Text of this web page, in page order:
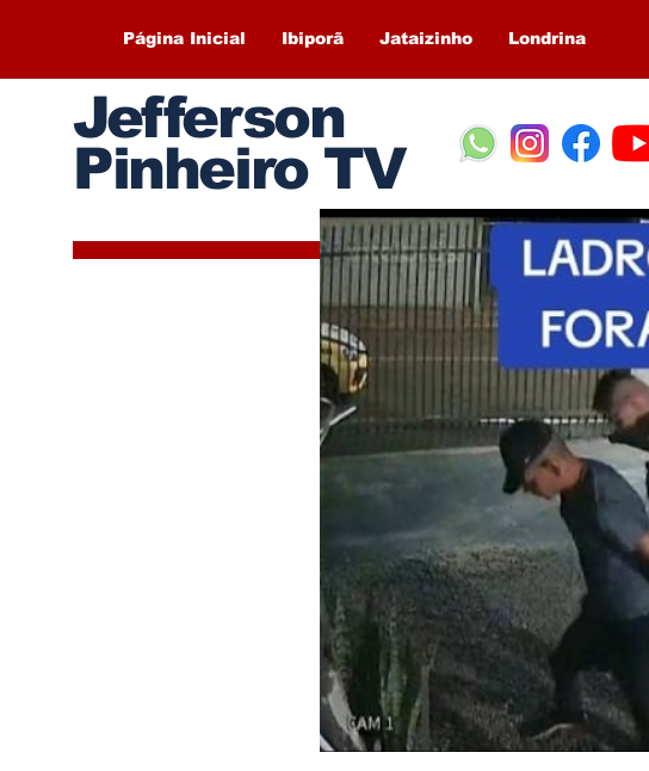
Página Inicial Ibiporã Jataizinho Londrina
Jefferson
Pinheiro TV